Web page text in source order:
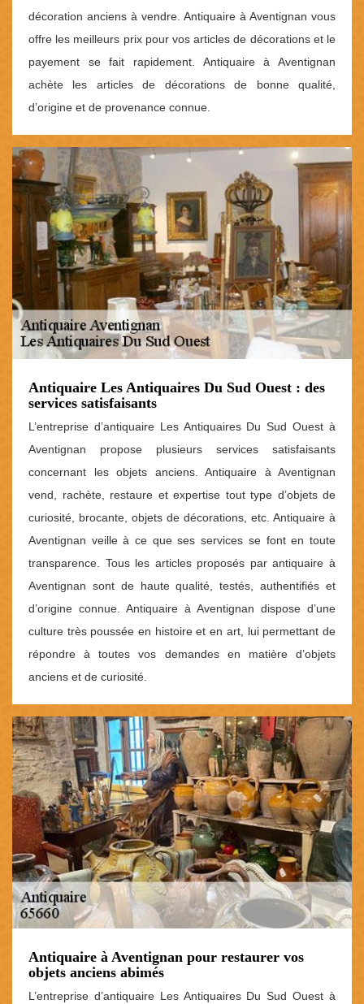
décoration anciens à vendre. Antiquaire à Aventignan vous
offre les meilleurs prix pour vos articles de décorations et le
payement se fait rapidement. Antiquaire à Aventignan
achète les articles de décorations de bonne qualité,
d’origine et de provenance connue.
Antiquaire Les Antiquaires Du Sud Ouest : des
services satisfaisants
L’entreprise d’antiquaire Les Antiquaires Du Sud Ouest à
Aventignan propose plusieurs services satisfaisants
concernant les objets anciens. Antiquaire à Aventignan
vend, rachète, restaure et expertise tout type d’objets de
curiosité, brocante, objets de décorations, etc. Antiquaire à
Aventignan veille à ce que ses services se font en toute
transparence. Tous les articles proposés par antiquaire à
Aventignan sont de haute qualité, testés, authentifiés et
d’origine connue. Antiquaire à Aventignan dispose d’une
culture très poussée en histoire et en art, lui permettant de
répondre à toutes vos demandes en matière d’objets
anciens et de curiosité.
Antiquaire à Aventignan pour restaurer vos
objets anciens abimés
L’entreprise d’antiquaire Les Antiquaires Du Sud Ouest à